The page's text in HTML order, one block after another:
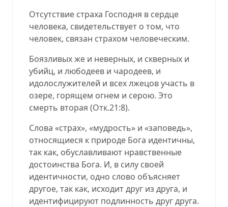
Отсутствие страха Господня в сердце
человека, свидетельствует о том, что
человек, связан страхом человеческим.
Боязливых же и неверных, и скверных и
убийц, и любодеев и чародеев, и
идолослужителей и всех лжецов участь в
озере, горящем огнем и серою. Это
смерть вторая (Отк.21:8).
Слова «страх», «мудрость» и «заповедь»,
относящиеся к природе Бога идентичны,
так как, обуславливают нравственные
достоинства Бога. И, в силу своей
идентичности, одно слово объясняет
другое, так как, исходит друг из друга, и
идентифицируют подлинность друг друга.